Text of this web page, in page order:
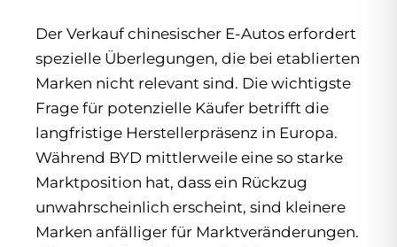
Der Verkauf chinesischer E-Autos erfordert
spezielle Überlegungen, die bei etablierten
Marken nicht relevant sind. Die wichtigste
Frage für potenzielle Käufer betrifft die
langfristige Herstellerpräsenz in Europa.
Während BYD mittlerweile eine so starke
Marktposition hat, dass ein Rückzug
unwahrscheinlich erscheint, sind kleinere
Marken anfälliger für Marktveränderungen.